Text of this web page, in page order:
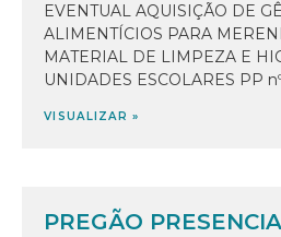
EVENTUAL AQUISIÇÃO DE
ALIMENTÍCIOS PARA
MATERIAL DE LIMPEZA E
UNIDADES ESCOLARES PP
VISUALIZAR »
PREGÃO